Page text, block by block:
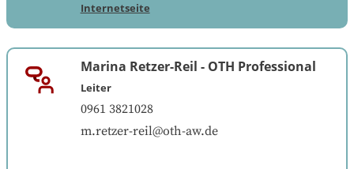
Internetseite
Marina Retzer-Reil - OTH Professional
Leiter
0961 3821028
m.retzer-reil@oth-aw.de